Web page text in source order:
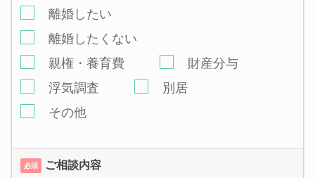
離婚したい
離婚したくない
親権・養育費
財産分与
浮気調査
別居
その他
必須 ご相談内容